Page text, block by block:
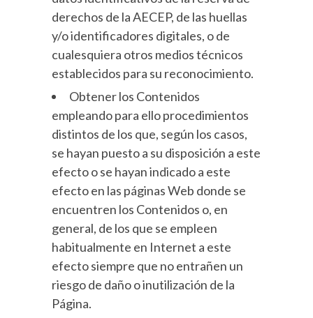
derechos de la AECEP, de las huellas
y/o identificadores digitales, o de
cualesquiera otros medios técnicos
establecidos para su reconocimiento.
Obtener los Contenidos
empleando para ello procedimientos
distintos de los que, según los casos,
se hayan puesto a su disposición a este
efecto o se hayan indicado a este
efecto en las páginas Web donde se
encuentren los Contenidos o, en
general, de los que se empleen
habitualmente en Internet a este
efecto siempre que no entrañen un
riesgo de daño o inutilización de la
Página.